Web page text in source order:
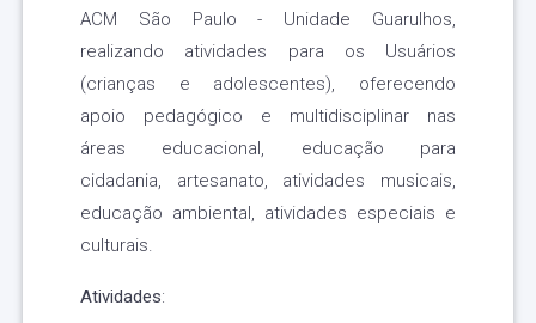
ACM São Paulo - Unidade Guarulhos,
realizando atividades para os Usuários
(crianças e adolescentes), oferecendo
apoio pedagógico e multidisciplinar nas
áreas educacional, educação para
cidadania, artesanato, atividades musicais,
educação ambiental, atividades especiais e
culturais.
Atividades: